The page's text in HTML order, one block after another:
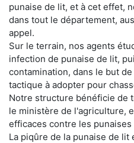
punaise de lit, et à cet effet,
dans tout le département,
appel.
Sur le terrain, nos agents
infection de punaise de lit,
contamination, dans le but
tactique à adopter pour
Notre structure bénéficie de
le ministère de l'agriculture,
efficaces contre les punaises
La piqûre de la punaise de